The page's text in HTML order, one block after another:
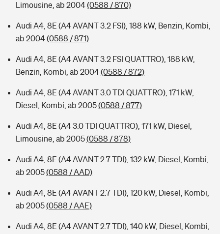
Limousine, ab 2004(0588 / 870)
Audi A4, 8E (A4 AVANT 3.2 FSI), 188 kW, Benzin, Kombi,
ab 2004(0588 / 871)
Audi A4, 8E (A4 AVANT 3.2 FSI QUATTRO), 188 kW,
Benzin, Kombi, ab 2004(0588 / 872)
Audi A4, 8E (A4 AVANT 3.0 TDI QUATTRO), 171 kW,
Diesel, Kombi, ab 2005(0588 / 877)
Audi A4, 8E (A4 3.0 TDI QUATTRO), 171 kW, Diesel,
Limousine, ab 2005(0588 / 878)
Audi A4, 8E (A4 AVANT 2.7 TDI), 132 kW, Diesel, Kombi,
ab 2005(0588 / AAD)
Audi A4, 8E (A4 AVANT 2.7 TDI), 120 kW, Diesel, Kombi,
ab 2005(0588 / AAE)
Audi A4, 8E (A4 AVANT 2.7 TDI), 140 kW, Diesel, Kombi,